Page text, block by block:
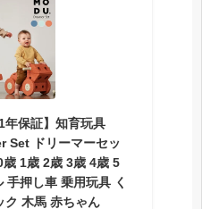
年保証】知育玩具
Set ドリーマーセッ
歳 1歳 2歳 3歳 4歳 5
手押し車 乗用玩具 く
ク 木馬 赤ちゃん